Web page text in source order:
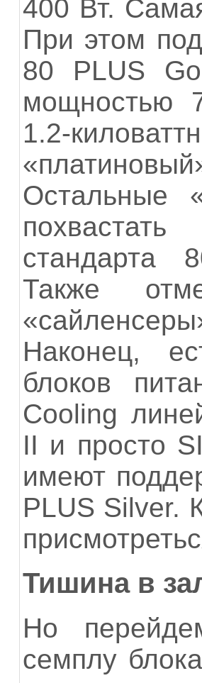
400 Вт.
При этом
80 PLUS
мощностью
1.2-
Остальные
стандарта
Также
Наконец,
блоков
Cooling
II и просто
имеют
PLUS Silver.
Тишина в
Но
семплу